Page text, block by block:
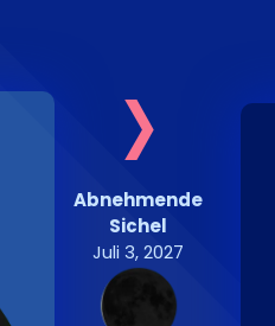
›
Abnehmende
Sichel
Juli 3, 2027